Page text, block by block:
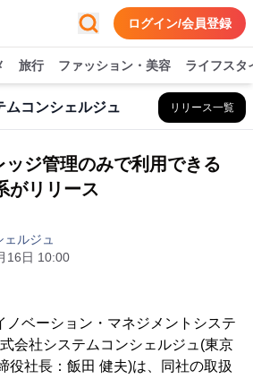
ログイン/会員登録
旅行 ファッション・美容 ライフスタ
ムコンシェルジュ リリース一覧
ジ管理のみで利用できる
がリリース
ルジュ
16日 10:00
ノベーション・マネジメントシステ
会社システムコンシェルジュ(東京
役社長：飯田 健夫)は、同社の取扱